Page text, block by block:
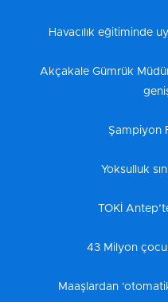
Havacılık eğitiminde
Akçakale Gümrük
Şampiyon
Yoksulluk
TOKİ
43 Milyon
Maaşlardan